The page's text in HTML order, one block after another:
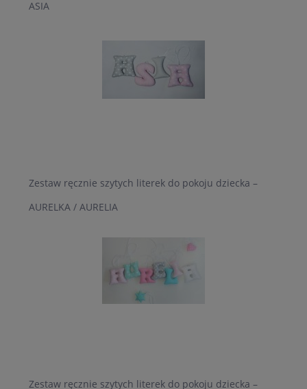
ASIA
Zestaw ręcznie szytych literek do pokoju dziecka –
AURELKA / AURELIA
Zestaw ręcznie szytych literek do pokoju dziecka –